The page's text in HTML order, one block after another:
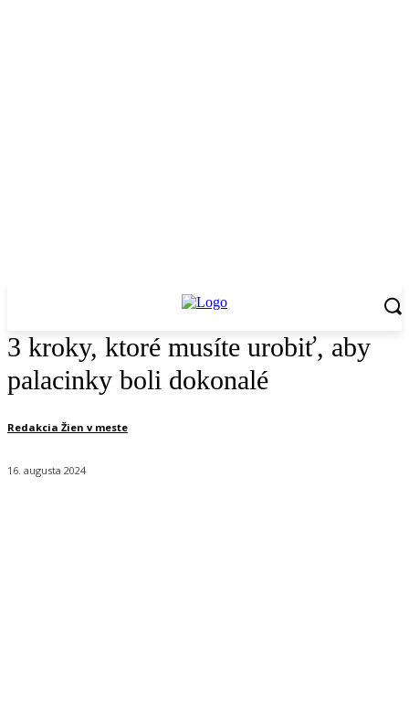
3 kroky, ktoré musíte urobiť, aby
palacinky boli dokonalé
Redakcia Žien v meste
16. augusta 2024